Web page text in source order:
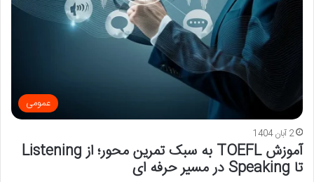
عمومی
2 آبان 1404
آموزش TOEFL به سبک تمرین محور؛ از Listening
تا Speaking در مسیر حرفه ای